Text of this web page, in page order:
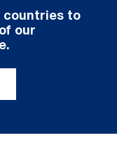
countries to
our